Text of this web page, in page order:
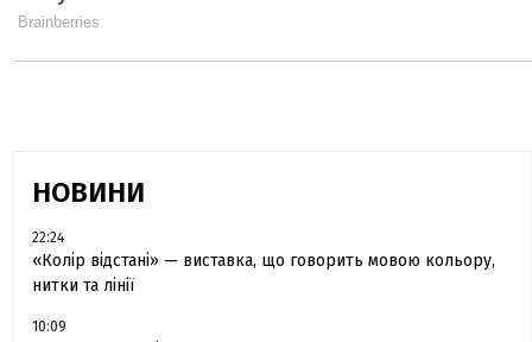
НОВИНИ
22:24
«Колір відстані» — виставка, що говорить мовою кольору,
нитки та лінії
10:09